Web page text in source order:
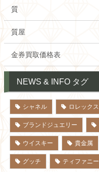
質
質屋
金券買取価格表
NEWS & INFO タグ
シャネル ロレックス
ブランドジュエリー
ウイスキー 貴金属
グッチ ティファニー